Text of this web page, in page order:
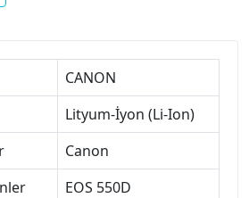
CANON
Lityum-İyon (Li-Ion)
Canon
EOS 550D